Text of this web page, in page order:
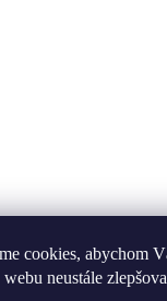
cookies, abychom
neustále